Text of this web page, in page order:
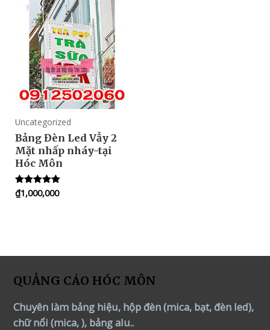
Uncategorized
Bảng Đèn Led Vẫy 2
Mặt nhấp nháy-tại
Hóc Môn
Rated
5.00
₫1,000,000
QUẢNG CÁO HÓC MÔN
Chuyên làm bảng hiệu, hộp đèn (mica, bạt, đèn led),
chữ nổi (mica, ), bảng alu..